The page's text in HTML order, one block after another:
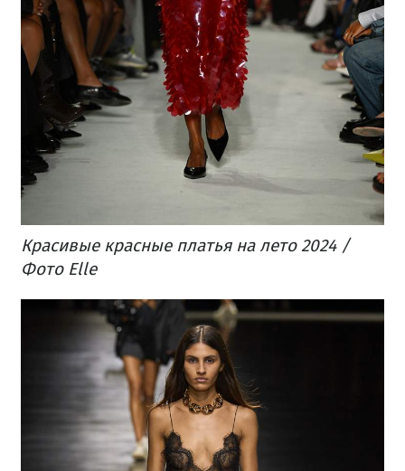
Красивые красные платья на лето 2024 /
Фото Elle